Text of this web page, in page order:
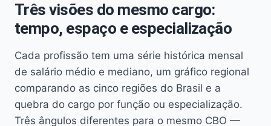
Três visões do mesmo cargo:
tempo, espaço e especialização
Cada profissão tem uma série histórica mensal
de salário médio e mediano, um gráfico regional
comparando as cinco regiões do Brasil e a
quebra do cargo por função ou especialização.
Três ângulos diferentes para o mesmo CBO —